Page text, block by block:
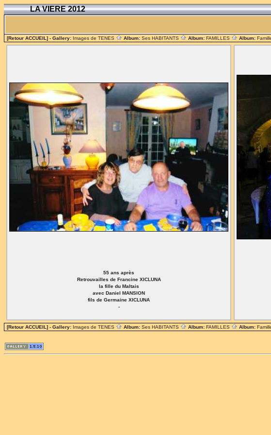
LA VIERE 2012
[Retour ACCUEIL] - Gallery: Images de TENES Album: Ses HABITANTS Album: FAMILLES Album:
55 ans après
Retrouvailles de Francine XICLUNA
la fille du Maltais
avec Daniel MANSION
fils de Germaine XICLUNA
-
[Retour ACCUEIL] - Gallery: Images de TENES Album: Ses HABITANTS Album: FAMILLES Album: